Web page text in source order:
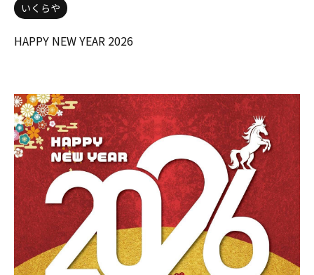
いくらや
HAPPY NEW YEAR 2026